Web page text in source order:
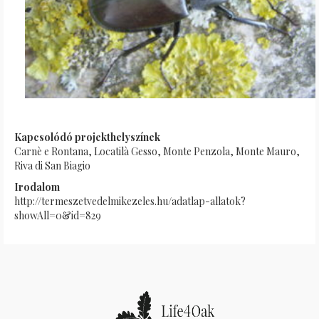
Kapcsolódó projekthelyszínek
Carnè e Rontana, Locatilà Gesso, Monte Penzola, Monte Mauro,
Riva di San Biagio
Irodalom
http://termeszetvedelmikezeles.hu/adatlap-allatok?
showAll=0&id=829